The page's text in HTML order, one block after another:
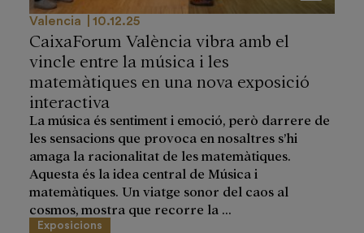
Valencia 10.12.25
CaixaForum València vibra amb el
vincle entre la música i les
matemàtiques en una nova exposició
interactiva
La música és sentiment i emoció, però darrere de
les sensacions que provoca en nosaltres s’hi
amaga la racionalitat de les matemàtiques.
Aquesta és la idea central de Música i
matemàtiques. Un viatge sonor del caos al
cosmos, mostra que recorre la ...
Exposicions